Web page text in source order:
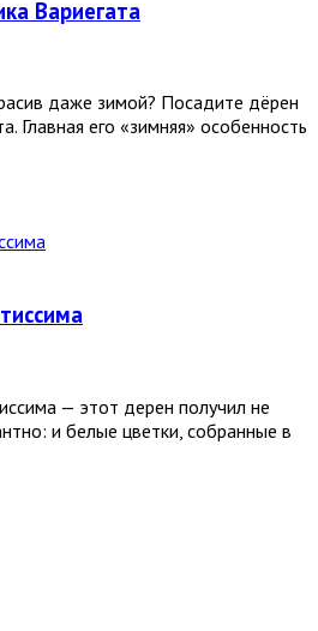
Вариегата
даже зимой? Посадите дёрен
Главная его «зимняя» особенность
— этот дерен получил не
и белые цветки, собранные в